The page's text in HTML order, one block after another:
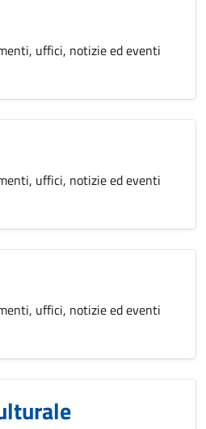
uffici, notizie ed eventi
uffici, notizie ed eventi
uffici, notizie ed eventi